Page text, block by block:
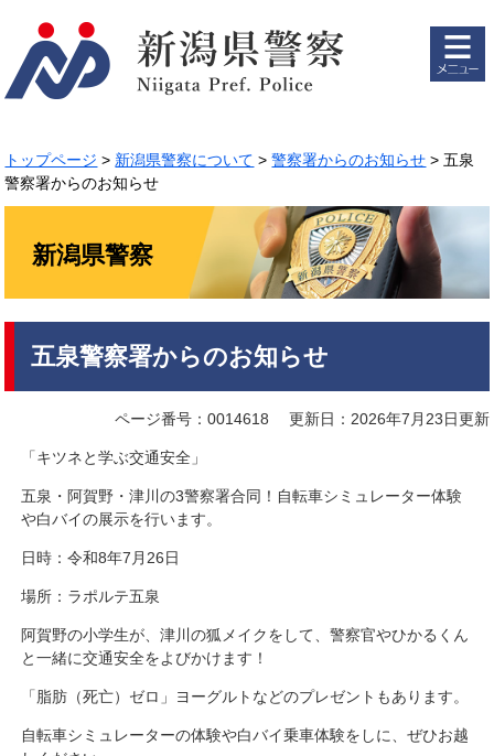
の
先
す。
ー
を
し
て
トップページ > 新潟県警察について >警察署からのお知らせ >五泉
警察署からのお知らせ
新潟県警察
五泉警察署からのお知らせ
ページ番号：0014618 更新日：2026年7月23日更新
「キツネと学ぶ交通安全」
五泉・阿賀野・津川の3警察署合同！自転車シミュレーター体験
や白バイの展示を行います。
日時：令和8年7月26日
場所：ラポルテ五泉
阿賀野の小学生が、津川の狐メイクをして、警察官やひかるくん
と一緒に交通安全をよびかけます！
「脂肪（死亡）ゼロ」ヨーグルトなどのプレゼントもあります。
自転車シミュレーターの体験や白バイ乗車体験をしに、ぜひお越